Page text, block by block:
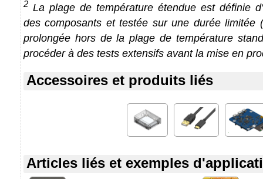
2 La plage de température étendue est définie
des composants et testée sur une durée limitée
prolongée hors de la plage de température
procéder à des tests extensifs avant la mise en
Accessoires et produits liés
Articles liés et exemples